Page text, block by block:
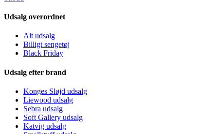
Udsalg overordnet
Alt udsalg
Billigt sengetøj
Black Friday
Udsalg efter brand
Konges Sløjd udsalg
Liewood udsalg
Sebra udsalg
Soft Gallery udsalg
Katvig udsalg